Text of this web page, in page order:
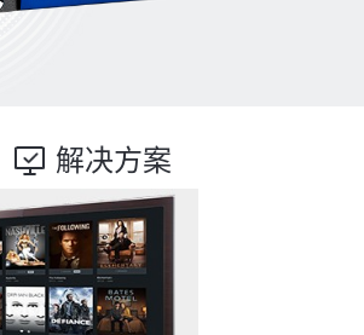
解决方案